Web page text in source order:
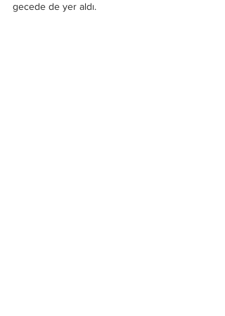
gecede de yer aldı.